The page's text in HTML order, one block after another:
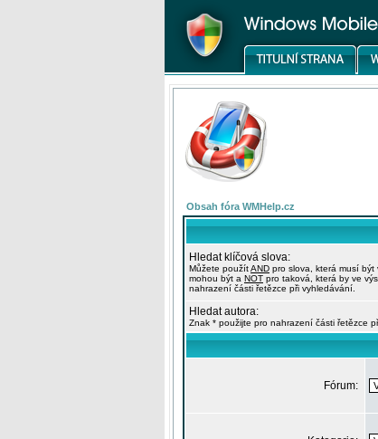
Obsah fóra WMHelp.cz
Hledat klíčová slova:
Můžete použítAND pro slova, která musí být
mohou být a NOT pro taková, která by ve
nahrazení části řetězce při vyhledávání.
Hledat autora:
Znak * použijte pro nahrazení části řetězce
Fórum: